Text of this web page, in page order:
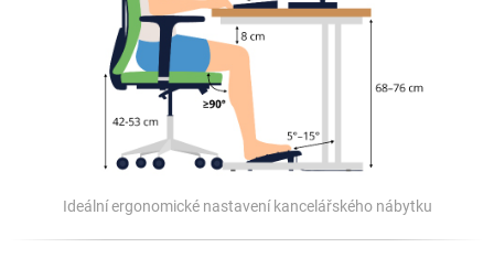
Ideální ergonomické nastavení kancelářského nábytku